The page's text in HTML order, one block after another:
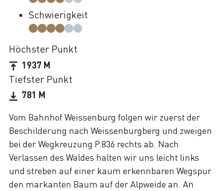
Vom Bahnhof Weissenburg folgen wir zuerst der
Beschilderung nach Weissenburgberg und zweigen
bei der Wegkreuzung P.836 rechts ab. Nach
Verlassen des Waldes halten wir uns leicht links
und streben auf einer kaum erkennbaren Wegspur
den markanten Baum auf der Alpweide an. An
Schwierigkeit
Höchster Punkt
1937 M
Tiefster Punkt
781 M